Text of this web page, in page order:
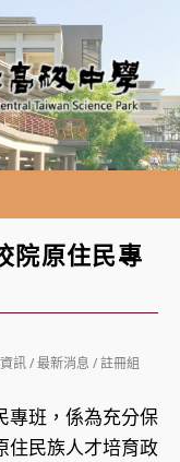
院原住民專
訊/最新消息 /註冊組
專班，係為充分保
住民族人才培育政